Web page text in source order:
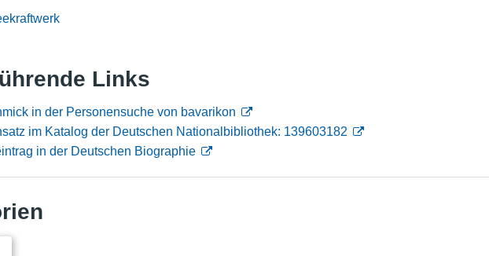
Links
in der Personensuche von bavarikon
im Katalog der Deutschen Nationalbibliothek: 139603182
in der Deutschen Biographie